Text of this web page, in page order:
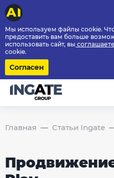
Мы используем файлы cookie.
предоставить вам больше
использовать сайт, вы
cookie.
Согласен
Главная Статьи Ingate